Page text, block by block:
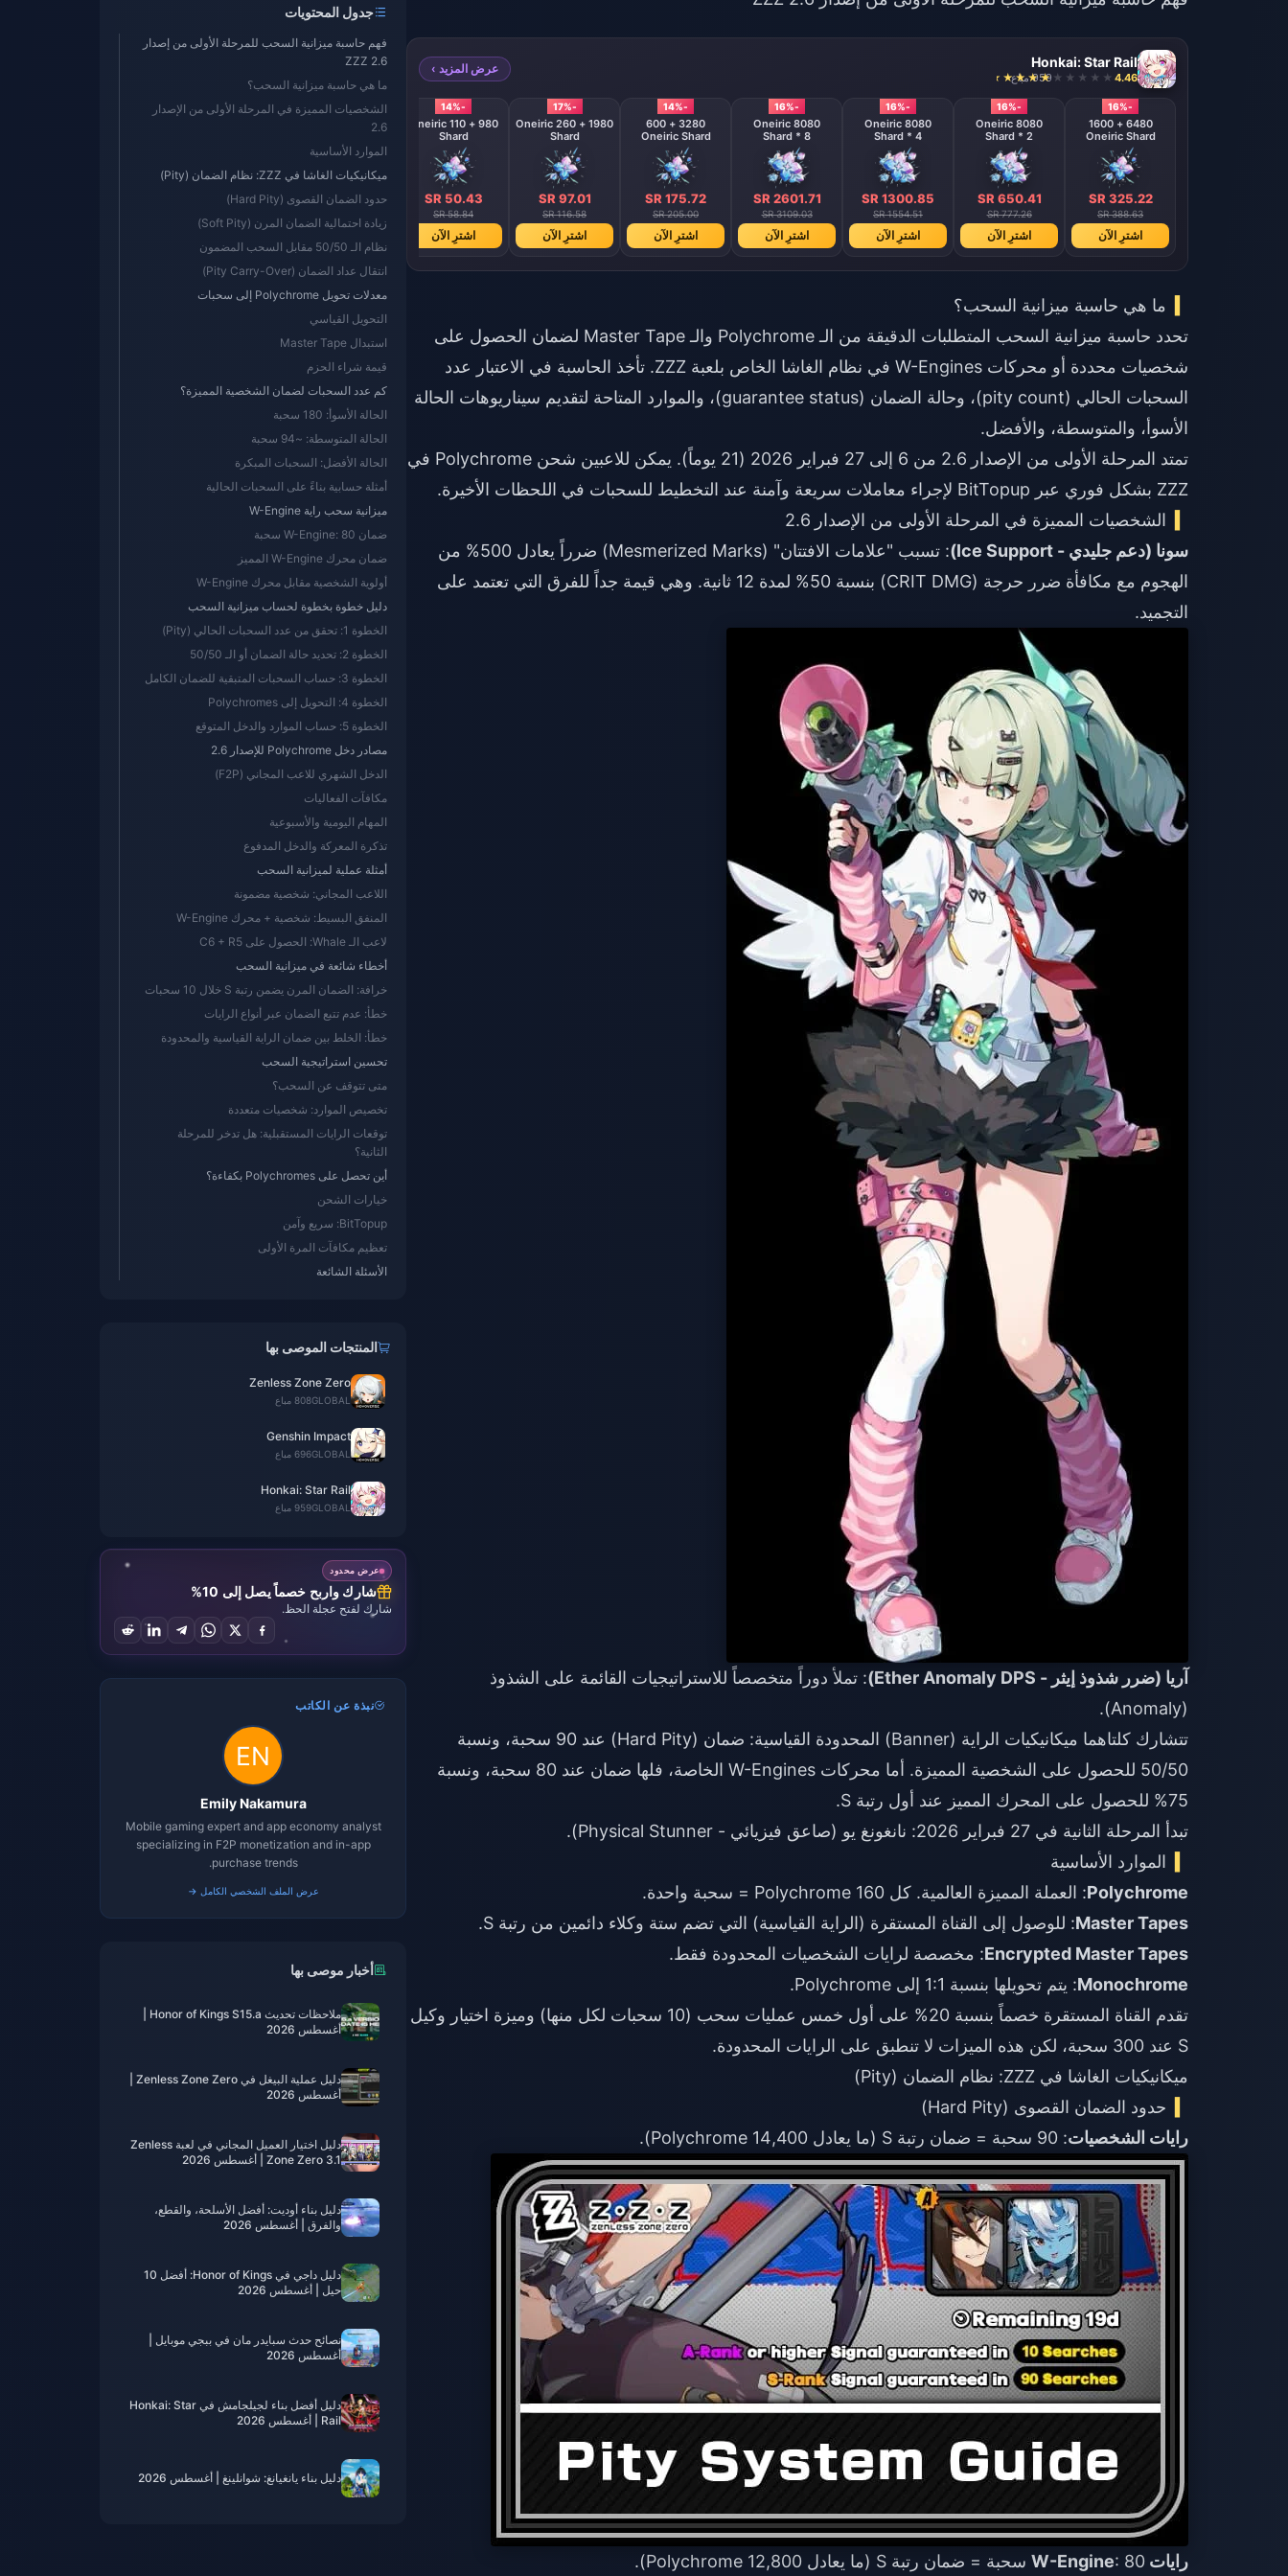
Honkai: Star Rail
4.46 959 مباع
عرض المزيد ›
-16%
6480 + 1600
Oneiric Shard
SR 325.22
SR 388.63
اشترِ الآن
-16%
8080 Oneiric
Shard * 2
SR 650.41
SR 777.26
اشترِ الآن
-16%
8080 Oneiric
Shard * 4
SR 1300.85
SR 1554.51
اشترِ الآن
-16%
8080 Oneiric
Shard * 8
SR 2601.71
SR 3109.03
اشترِ الآن
-14%
3280 + 600
Oneiric Shard
SR 175.72
SR 205.00
اشترِ الآن
-17%
1980 + 260 Oneiric
Shard
SR 97.01
SR 116.58
اشترِ الآن
-14%
980 + 110 Oneiric
Shard
SR 50.43
SR 58.84
اشترِ الآن
Express Supply
SR 16.18
-17%
SR 16.21
ما هي حاسبة ميزانية السحب؟
تحدد حاسبة ميزانية السحب المتطلبات الدقيقة من الـ Polychrome والـ Master Tape لضمان الحصول على
شخصيات محددة أو محركات W-Engines في نظام الغاشا الخاص بلعبة ZZZ. تأخذ الحاسبة في الاعتبار عدد
السحبات الحالي (pity count)، وحالة الضمان (guarantee status)، والموارد المتاحة لتقديم سيناريوهات الحالة
الأسوأ، والمتوسطة، والأفضل.
تمتد المرحلة الأولى من الإصدار 2.6 من 6 إلى 27 فبراير 2026 (21 يوماً). يمكن للاعبين
شحن Polychrome في
ZZZ بشكل فوري
عبر BitTopup لإجراء معاملات سريعة وآمنة عند التخطيط للسحبات في اللحظات الأخيرة.
الشخصيات المميزة في المرحلة الأولى من الإصدار 2.6
سونا (دعم جليدي - Ice Support)
: تسبب "علامات الافتتان" (Mesmerized Marks) ضرراً يعادل 500% من
الهجوم مع مكافأة ضرر حرجة (CRIT DMG) بنسبة 50% لمدة 12 ثانية. وهي قيمة جداً للفرق التي تعتمد على
التجميد.
آريا (ضرر شذوذ إيثر - Ether Anomaly DPS)
: تملأ دوراً متخصصاً للاستراتيجيات القائمة على الشذوذ
(Anomaly).
تتشارك كلتاهما ميكانيكيات الراية (Banner) المحدودة القياسية: ضمان (Hard Pity) عند 90 سحبة، ونسبة
50/50 للحصول على الشخصية المميزة. أما محركات W-Engines الخاصة، فلها ضمان عند 80 سحبة، ونسبة
75% للحصول على المحرك المميز عند أول رتبة S.
تبدأ المرحلة الثانية في 27 فبراير 2026: نانغونغ يو (صاعق فيزيائي - Physical Stunner).
الموارد الأساسية
Polychrome: العملة المميزة العالمية. كل 160 Polychrome = سحبة واحدة.
Master Tapes: للوصول إلى القناة المستقرة (الراية القياسية) التي تضم ستة وكلاء دائمين من رتبة S.
Encrypted Master Tapes: مخصصة لرايات الشخصيات المحدودة فقط.
Monochrome: يتم تحويلها بنسبة 1:1 إلى Polychrome.
تقدم القناة المستقرة خصماً بنسبة 20% على أول خمس عمليات سحب (10 سحبات لكل منها) وميزة اختيار وكيل
S عند 300 سحبة، لكن هذه الميزات لا تنطبق على الرايات المحدودة.
ميكانيكيات الغاشا في ZZZ: نظام الضمان (Pity)
حدود الضمان القصوى (Hard Pity)
رايات الشخصيات: 90 سحبة = ضمان رتبة S (ما يعادل 14,400 Polychrome).
رايات W-Engine : 80 سحبة = ضمان رتبة S (ما يعادل 12,800 Polychrome).
جدول المحتويات
فهم حاسبة ميزانية السحب للمرحلة الأولى من إصدار
ZZZ 2.6
ما هي حاسبة ميزانية السحب؟
الشخصيات المميزة في المرحلة الأولى من الإصدار
2.6
الموارد الأساسية
ميكانيكيات الغاشا في ZZZ: نظام الضمان (Pity)
حدود الضمان القصوى (Hard Pity)
زيادة احتمالية الضمان المرن (Soft Pity)
نظام الـ 50/50 مقابل السحب المضمون
انتقال عداد الضمان (Pity Carry-Over)
معدلات تحويل Polychrome إلى سحبات
التحويل القياسي
استبدال Master Tape
قيمة شراء الحزم
كم عدد السحبات لضمان الشخصية المميزة؟
الحالة الأسوأ: 180 سحبة
الحالة المتوسطة: ~94 سحبة
الحالة الأفضل: السحبات المبكرة
أمثلة حسابية بناءً على السحبات الحالية
ميزانية سحب راية W-Engine
ضمان W-Engine: 80 سحبة
ضمان محرك W-Engine المميز
أولوية الشخصية مقابل محرك W-Engine
دليل خطوة بخطوة لحساب ميزانية السحب
الخطوة 1: تحقق من عدد السحبات الحالي (Pity)
الخطوة 2: تحديد حالة الضمان أو الـ 50/50
الخطوة 3: حساب السحبات المتبقية للضمان الكامل
الخطوة 4: التحويل إلى Polychromes
الخطوة 5: حساب الموارد والدخل المتوقع
مصادر دخل Polychrome للإصدار 2.6
الدخل الشهري للاعب المجاني (F2P)
مكافآت الفعاليات
المهام اليومية والأسبوعية
تذكرة المعركة والدخل المدفوع
أمثلة عملية لميزانية السحب
اللاعب المجاني: شخصية مضمونة
المنفق البسيط: شخصية + محرك W-Engine
لاعب الـ Whale: الحصول على C6 + R5
أخطاء شائعة في ميزانية السحب
خرافة: الضمان المرن يضمن رتبة S خلال 10 سحبات
خطأ: عدم تتبع الضمان عبر أنواع الرايات
خطأ: الخلط بين ضمان الراية القياسية والمحدودة
تحسين استراتيجية السحب
متى تتوقف عن السحب؟
تخصيص الموارد: شخصيات متعددة
توقعات الرايات المستقبلية: هل تدخر للمرحلة
الثانية؟
أين تحصل على Polychromes بكفاءة؟
خيارات الشحن
BitTopup: سريع وآمن
تعظيم مكافآت المرة الأولى
الأسئلة الشائعة
المنتجات الموصى بها
Zenless Zone Zero
GLOBAL808 مباع
Genshin Impact
GLOBAL696 مباع
Honkai: Star Rail
GLOBAL959 مباع
عرض محدود
شارك واربح خصماً يصل إلى 10%
شارك لفتح عجلة الحظ.
نبذة عن الكاتب
Emily Nakamura
Mobile gaming expert and app economy analyst
specializing in F2P monetization and in-app
purchase trends.
عرض الملف الشخصي الكامل →
أخبار موصى بها
أغسطس 2026
أغسطس 2026
دليل اختيار العميل المجاني في لعبة Zenless
Zone Zero 3.1 | أغسطس 2026
دليل بناء أوديت: أفضل الأسلحة، والقطع،
والفرق | أغسطس 2026
دليل داجي في Honor of Kings: أفضل 10
حيل | أغسطس 2026
نصائح حدث سبايدر مان في ببجي موبايل |
أغسطس 2026
دليل أفضل بناء لجيلجامش في Honkai: Star
Rail | أغسطس 2026
دليل بناء يانغيانغ: شوانلينغ | أغسطس 2026